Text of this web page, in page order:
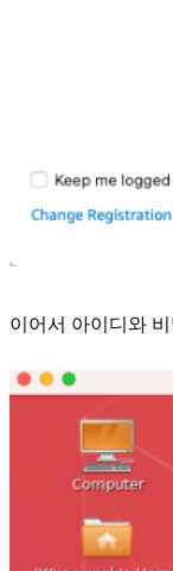
이어서 아이디와